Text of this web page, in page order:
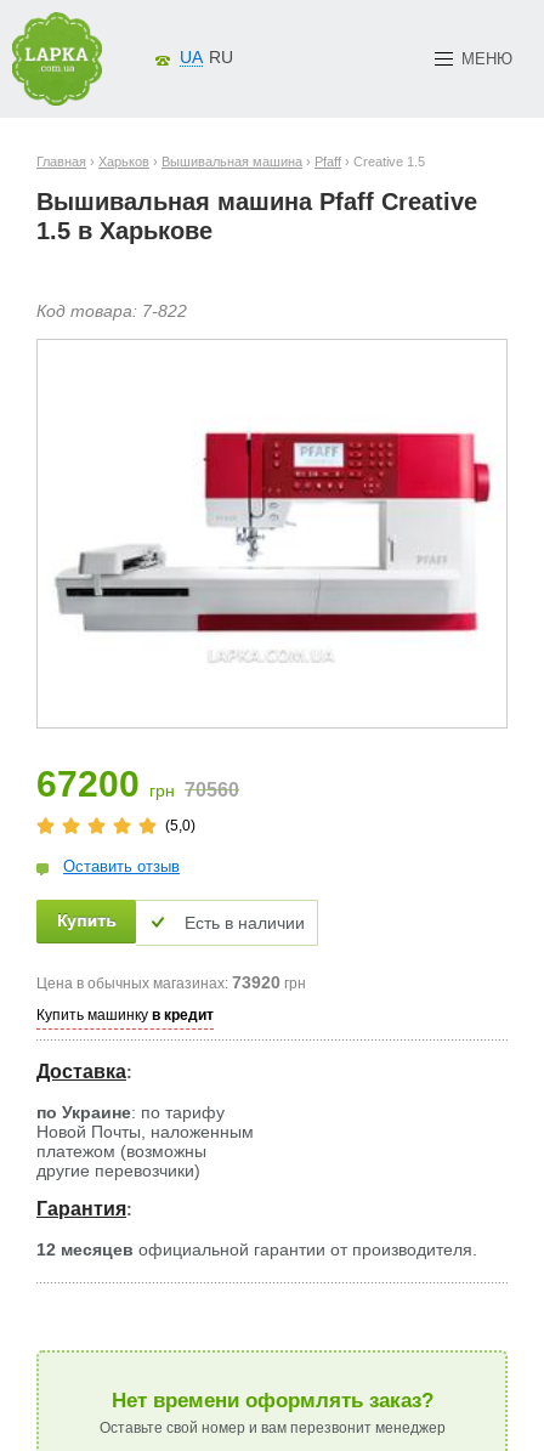
МЕНЮ
UA RU
Главная › Харьков › Вышивальная машина › Pfaff › Creative 1.5
Вышивальная машина Pfaff Creative
1.5 в Харькове
Код товара: 7-822
67200 грн 70560
(5,0)
Оставить отзыв
Есть в наличии
Цена в обычных магазинах: 73920 грн
Купить машинку в кредит
Доставка:
по Украине: по тарифу
Новой Почты, наложенным
платежом (возможны
другие перевозчики)
Гарантия:
12 месяцев официальной гарантии от производителя.
Нет времени оформлять заказ?
Оставьте свой номер и вам перезвонит менеджер